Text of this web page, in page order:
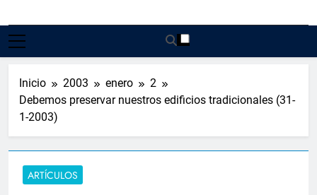
Coomonte.net |
Coomonte
Inicio 2003 enero
2
Debemos preservar nuestros edificios tradicionales (31-
1-2003)
ARTÍCULOS